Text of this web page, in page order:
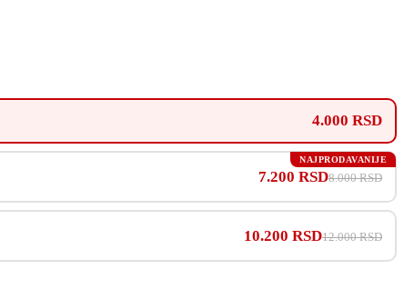
4.000 RSD
7.200 RSD8.000 RSD
NAJPRODAVANIJE
10.200 RSD12.000 RSD